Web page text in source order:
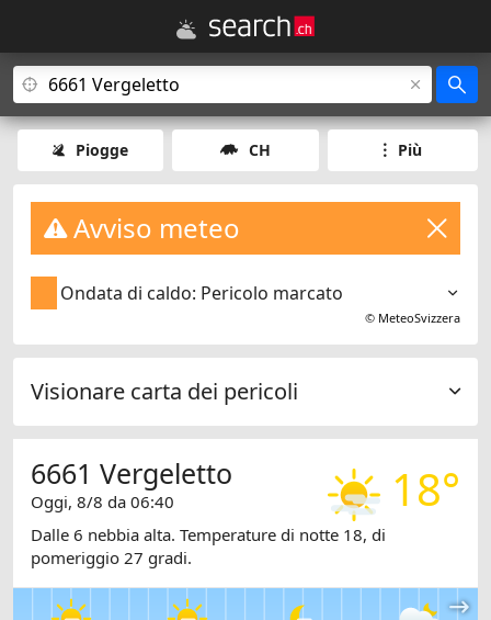
Piogge CH Più
Avviso meteo
Ondata di caldo: Pericolo marcato
© MeteoSvizzera
Visionare carta dei pericoli
18°
6661 Vergeletto
Oggi, 8/8 da 06:40
Dalle 6 nebbia alta. Temperature di notte 18, di
pomeriggio 27 gradi.